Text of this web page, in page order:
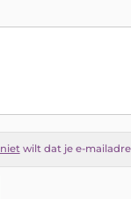
nietwilt dat je e-